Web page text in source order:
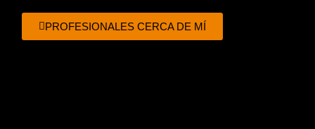
PROFESIONALES CERCA DE MÍ